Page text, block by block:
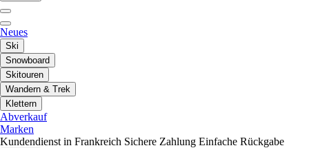
Neues
Ski
Snowboard
Skitouren
Wandern & Trek
Klettern
Abverkauf
Marken
Kundendienst in Frankreich Sichere Zahlung Einfache Rückgabe